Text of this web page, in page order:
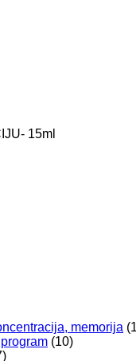
15ml
memorija
(10)